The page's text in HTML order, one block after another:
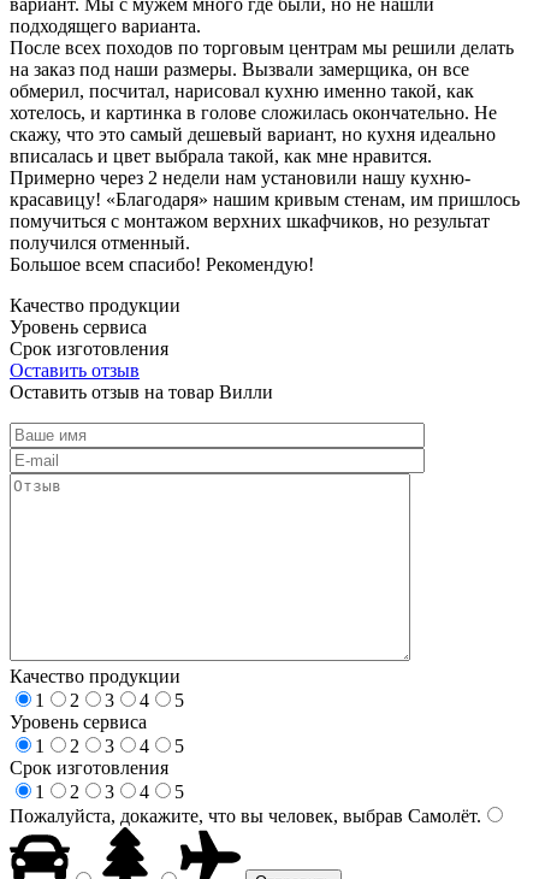
подходящего варианта.
После всех походов по торговым центрам мы решили делать
на заказ под наши размеры. Вызвали замерщика, он все
обмерил, посчитал, нарисовал кухню именно такой, как
хотелось, и картинка в голове сложилась окончательно. Не
скажу, что это самый дешевый вариант, но кухня идеально
вписалась и цвет выбрала такой, как мне нравится.
Примерно через 2 недели нам установили нашу кухню-
красавицу! «Благодаря» нашим кривым стенам, им пришлось
помучиться с монтажом верхних шкафчиков, но результат
получился отменный.
Большое всем спасибо! Рекомендую!
Качество продукции
Уровень сервиса
Срок изготовления
Оставить отзыв
Оставить отзыв на товар Вилли
Качество продукции
1
2 3 4
5
Уровень сервиса
1
2 3 4
5
Срок изготовления
1
2 3 4
5
Пожалуйста, докажите, что вы человек, выбрав Самолёт.